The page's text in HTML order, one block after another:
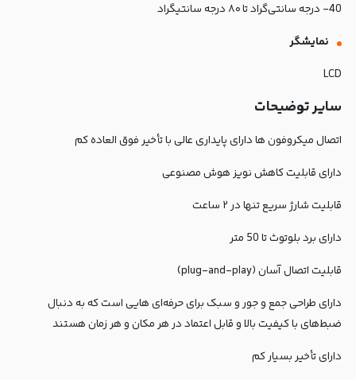
40- درجه سانتی‌گراد تا ۸۰ درجه سانتیگراد
نمايشگر
LCD
سایر توضیحات
اتصال میکروفون ها دارای پایداری عالی با تأخیر فوق‌ العاده کم
دارای قابلیت کاهش نویز هوش مصنوعی
قابلیت شارژ سریع تنها در ۲ ساعت
دارای برد بلوتوث تا 50 متر
قابلیت اتصال آسان (plug-and-play)
دارای طراحی جمع‌ و جور و سبک برای حرفه‌ای‌ هایی است که به دنبال
ضبط‌های با کیفیت بالا و قابل اعتماد در هر مکان و هر زمان هستند
دارای تأخیر بسیار کم